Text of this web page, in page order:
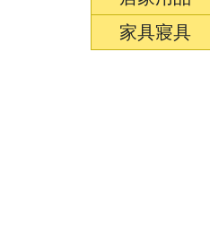
家具寢具